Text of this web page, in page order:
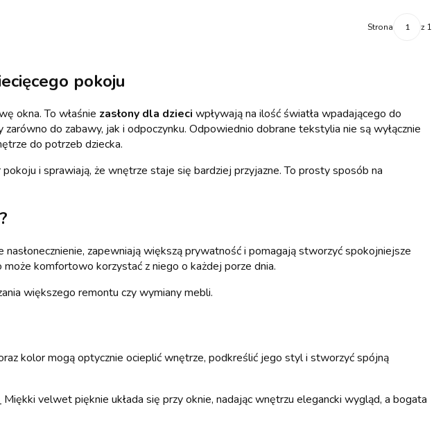
Strona z 1
pokoju
okna. To właśnie zasłony dla dzieci wpływają na ilość światła wpadającego do
do zabawy, jak i odpoczynku. Odpowiednio dobrane tekstylia nie są wyłącznie
do potrzeb dziecka.
i sprawiają, że wnętrze staje się bardziej przyjazne. To prosty sposób na
zapewniają większą prywatność i pomagają stworzyć spokojniejsze
komfortowo korzystać z niego o każdej porze dnia.
większego remontu czy wymiany mebli.
kolor mogą optycznie ocieplić wnętrze, podkreślić jego styl i stworzyć spójną
Miękki velwet pięknie układa się przy oknie, nadając wnętrzu elegancki wygląd, a bogata